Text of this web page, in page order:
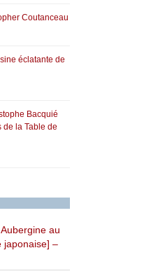
Coutanceau
éclatante de
Bacquié
de la Table de
Aubergine au
japonaise] –